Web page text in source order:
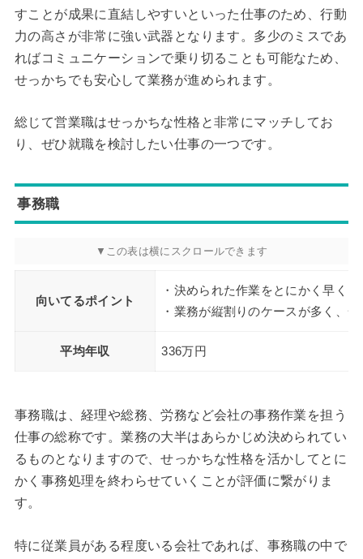
すことが成果に直結しやすいといった仕事のため、行動
力の高さが非常に強い武器となります。多少のミスであ
ればコミュニケーションで乗り切ることも可能なため、
せっかちでも安心して業務が進められます。
総じて営業職はせっかちな性格と非常にマッチしてお
り、ぜひ就職を検討したい仕事の一つです。
事務職
向いてるポイント
・決められた作業をとにかく早く
・業務が縦割りのケースが多く、
平均年収 336万円
事務職は、経理や総務、労務など会社の事務作業を担う
仕事の総称です。業務の大半はあらかじめ決められてい
るものとなりますので、せっかちな性格を活かしてとに
かく事務処理を終わらせていくことが評価に繋がりま
す。
特に従業員がある程度いる会社であれば、事務職の中で